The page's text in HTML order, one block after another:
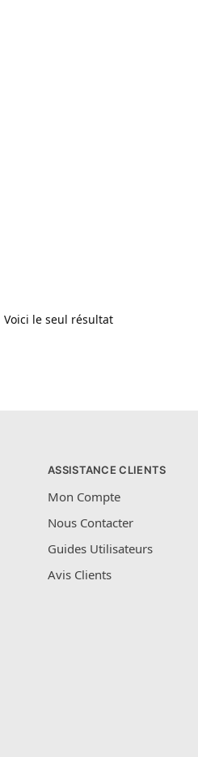
Voici le seul résultat
ASSISTANCE CLIENTS
Mon Compte
Nous Contacter
Guides Utilisateurs
Avis Clients